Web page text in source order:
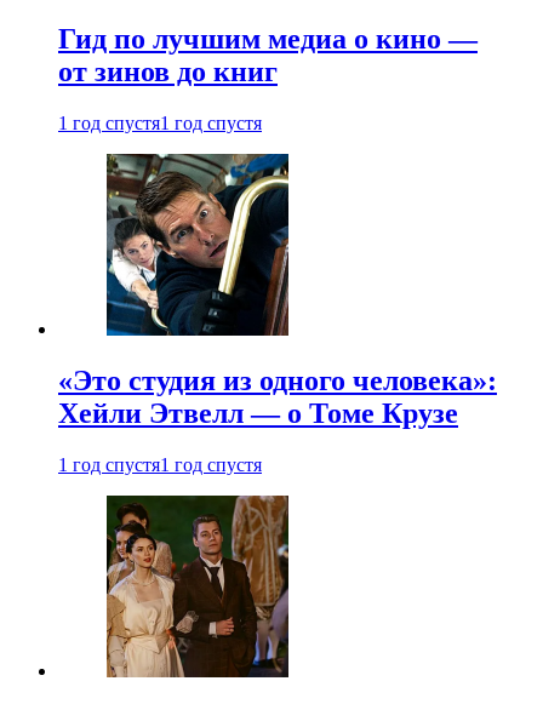
Гид по лучшим медиа о кино —
от зинов до книг
1 год спустя1 год спустя
«Это студия из одного человека»:
Хейли Этвелл — о Томе Крузе
1 год спустя1 год спустя